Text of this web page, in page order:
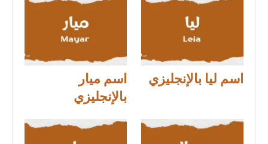
اسم ليا بالإنجليزي
اسم ميار
بالإنجليزي